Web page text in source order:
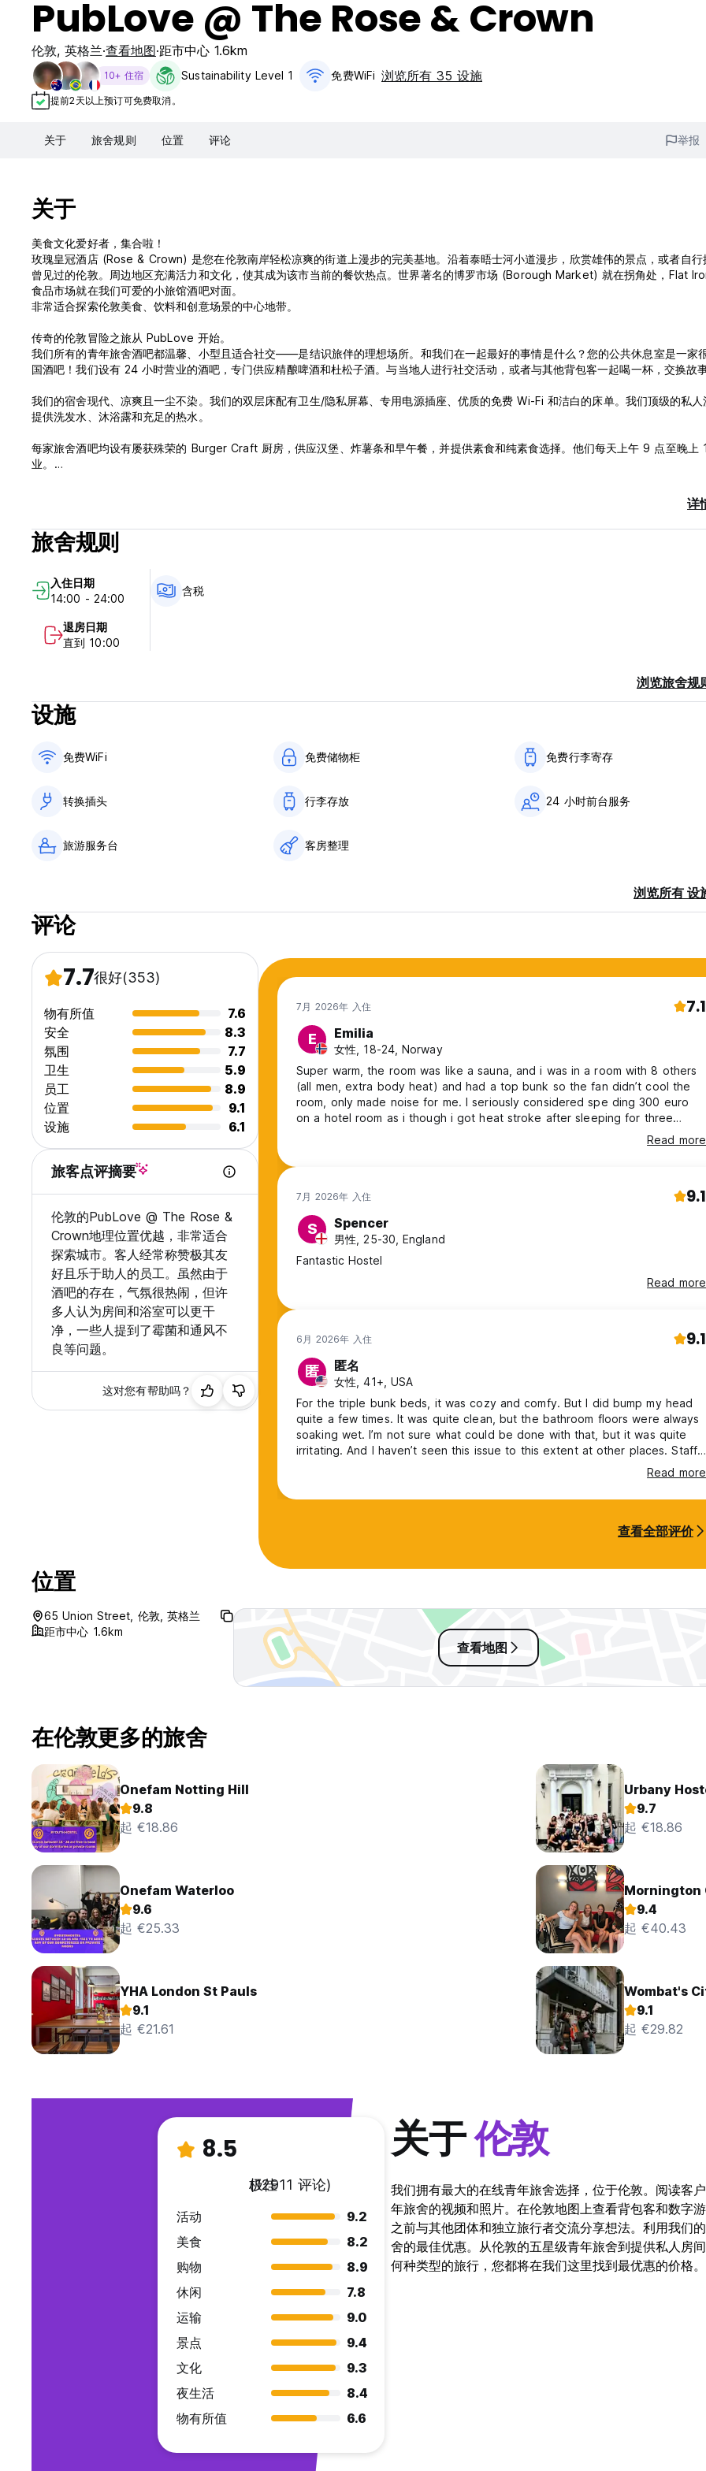
PubLove @ The Rose & Crown
伦敦, 英格兰 查看地图 距市中心 1.6km
10+ 住宿 Sustainability Level 1 免费WiFi 浏览所有 35 设施
提前2天以上预订可免费取消。
关于 旅舍规则 位置 评论 举报
关于
美食文化爱好者，集合啦！
玫瑰皇冠酒店 (Rose & Crown) 是您在伦敦南岸轻松凉爽的街道上漫步的完美基地。沿着泰晤士河小道漫步，欣赏雄伟的景点，或者自行
曾见过的伦敦。周边地区充满活力和文化，使其成为该市当前的餐饮热点。世界著名的博罗市场 (Borough Market) 就在拐角处，Flat
食品市场就在我们可爱的小旅馆酒吧对面。
非常适合探索伦敦美食、饮料和创意场景的中心地带。
传奇的伦敦冒险之旅从 PubLove 开始。
我们所有的青年旅舍酒吧都温馨、小型且适合社交——是结识旅伴的理想场所。和我们在一起最好的事情是什么？您的公共休息室是一家
国酒吧！我们设有 24 小时营业的酒吧，专门供应精酿啤酒和杜松子酒。与当地人进行社交活动，或者与其他背包客一起喝一杯，交换故
我们的宿舍现代、凉爽且一尘不染。我们的双层床配有卫生/隐私屏幕、专用电源插座、优质的免费 Wi-Fi 和洁白的床单。我们顶级的私人
提供洗发水、沐浴露和充足的热水。
每家旅舍酒吧均设有屡获殊荣的 Burger Craft 厨房，供应汉堡、炸薯条和早午餐，并提供素食和纯素食选择。他们每天上午 9 点至晚上
业。
详
旅舍规则
入住日期
14:00 - 24:00
退房日期
直到 10:00
含税
浏览旅舍规
设施
免费WiFi 免费储物柜 免费行李寄存
转换插头 行李存放 24 小时前台服务
旅游服务台 客房整理
浏览所有 设
评论
7.7很好(353)
物有所值
7.6
安全
8.3
氛围
7.7
卫生
5.9
员工
8.9
位置
9.1
设施
6.1
旅客点评摘要
伦敦的PubLove @ The Rose &
Crown地理位置优越，非常适合
探索城市。客人经常称赞极其友
好且乐于助人的员工。虽然由于
酒吧的存在，气氛很热闹，但许
多人认为房间和浴室可以更干
净，一些人提到了霉菌和通风不
良等问题。
这对您有帮助吗？
7月 2026年 入住 7.1
E Emilia
女性, 18-24, Norway
Super warm, the room was like a sauna, and i was in a room with 8 others
(all men, extra body heat) and had a top bunk so the fan didn’t cool the
room, only made noise for me. I seriously considered spe ding 300 euro
on a hotel room as i though i got heat stroke after sleeping for three
hours, and waking up as others arrived in the room. I did spend the whole
night, but was lucky enough that family was staying neat by so i did not
Read more
7月 2026年 入住 9.1
S Spencer
男性, 25-30, England
Fantastic Hostel
Read more
6月 2026年 入住 9.1
匿 匿名
女性, 41+, USA
For the triple bunk beds, it was cozy and comfy. But I did bump my head
quite a few times. It was quite clean, but the bathroom floors were always
soaking wet. I’m not sure what could be done with that, but it was quite
irritating. And I haven’t seen this issue to this extent at other places. Staff
Read more
查看全部评价
位置
65 Union Street, 伦敦, 英格兰
距市中心 1.6km
查看地图
在伦敦更多的旅舍
Onefam Notting Hill
9.8
起 €18.86
Urbany
9.7
起 €18.86
Onefam Waterloo
9.6
起 €25.33
Mornington
9.4
起 €40.43
YHA London St Pauls
9.1
起 €21.61
Wombat's
9.1
起 €29.82
8.5
极佳
(12911 评论)
活动
9.2
美食
8.2
购物
8.9
休闲
7.8
运输
9.0
景点
9.4
文化
9.3
夜生活
8.4
物有所值
6.6
关于伦敦
我们拥有最大的在线青年旅舍选择，位于伦敦。阅读客
年旅舍的视频和照片。在伦敦地图上查看背包客和数字
之前与其他团体和独立旅行者交流分享想法。利用我
舍的最佳优惠。从伦敦的五星级青年旅舍到提供私人房
何种类型的旅行，您都将在我们这里找到最优惠的价格。